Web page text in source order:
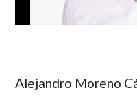
Alejandro Moreno